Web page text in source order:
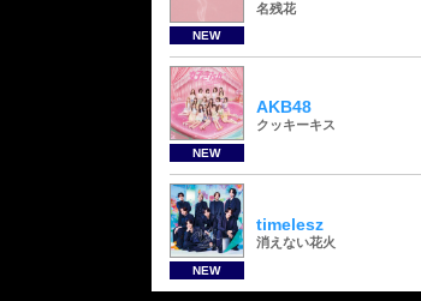
NEW
名残花
NEW
AKB48
クッキーキス
NEW
timelesz
消えない花火